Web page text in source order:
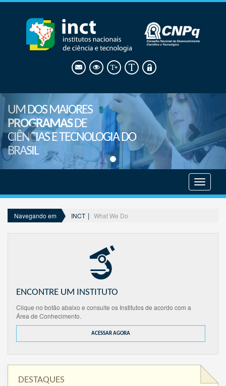
UM DOS MAIORES
PROGRAMASDE
CIÊNCIAS E TECNOLOGIA DO
BRASIL
menu
Navegando em INCT What We Do
ENCONTRE UM INSTITUTO
Clique no botão abaixo e consulte os Institutos de acordo com a
Área de Conhecimento.
ACESSAR AGORA
DESTAQUES